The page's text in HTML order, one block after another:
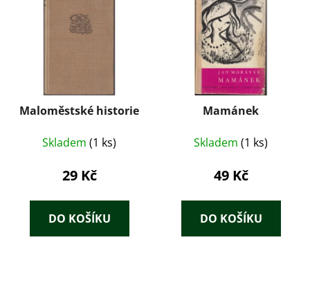
Maloměstské historie
Skladem (1 ks)
29 Kč
DO KOŠÍKU
Mamánek
Skladem (1 ks)
49 Kč
DO KOŠÍKU